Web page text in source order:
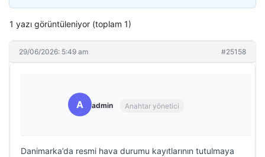
1 yazı görüntüleniyor (toplam 1)
29/06/2026: 5:49 am #25158
A admin Anahtar yönetici
Danimarka’da resmi hava durumu kayıtlarının tutulmaya